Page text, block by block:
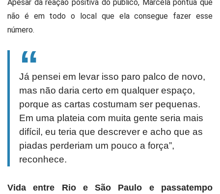
Apesar da reação positiva do público, Marcela pontua que
não é em todo o local que ela consegue fazer esse
número.
Já pensei em levar isso paro palco de novo,
mas não daria certo em qualquer espaço,
porque as cartas costumam ser pequenas.
Em uma plateia com muita gente seria mais
difícil, eu teria que descrever e acho que as
piadas perderiam um pouco a força”,
reconhece.
Vida entre Rio e São Paulo e passatempo